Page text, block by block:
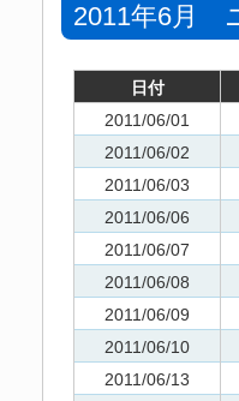
2011年6月
日付
2011/06/01
2011/06/02
2011/06/03
2011/06/06
2011/06/07
2011/06/08
2011/06/09
2011/06/10
2011/06/13